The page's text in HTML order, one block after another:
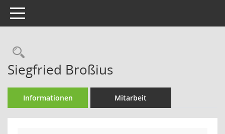
Toggle navigation
Rechercheauswahl
Siegfried Broßius
Informationen Mitarbeit